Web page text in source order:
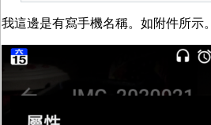
我這邊是有寫手機名稱。如附件所示。